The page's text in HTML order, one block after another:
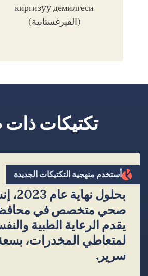
киргизyy демилгеси
(القيرغستانية)
تكتيكات
”
بحلول
صحي متخصص في
يقدم الرعاية الطبية
سرير.
أستخدم منهجية التكتيكات الجديدة